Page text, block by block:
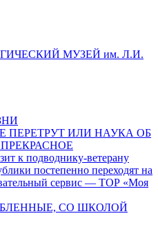
МУЗЕЙ им. Л.И.
ПЕРЕТРУТ ИЛИ НАУКА ОБ
к подводнику-ветерану
постепенно переходят на
сервис — ТОР «Моя
СО ШКОЛОЙ